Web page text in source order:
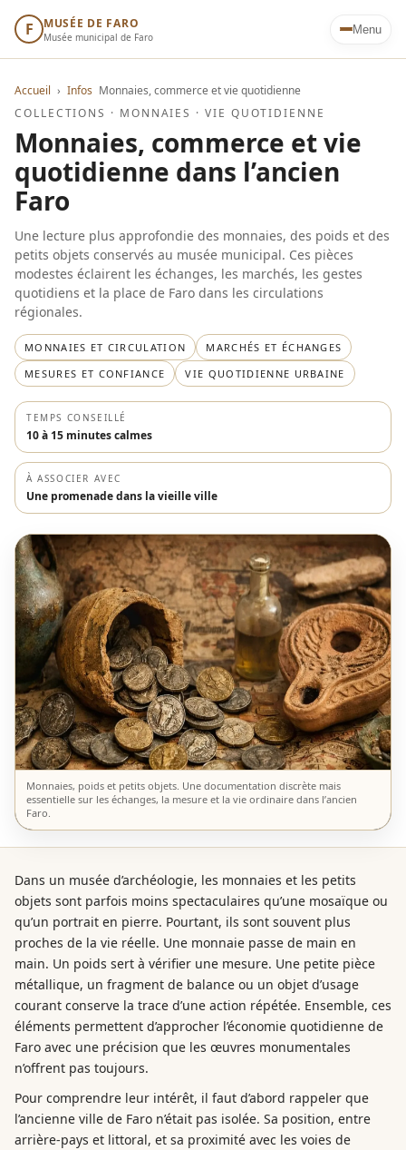
F MUSÉE DE FARO
Musée municipal de Faro
Menu
Accueil › Infos Monnaies, commerce et vie quotidienne
COLLECTIONS · MONNAIES · VIE QUOTIDIENNE
Monnaies, commerce et vie
quotidienne dans l’ancien
Faro
Une lecture plus approfondie des monnaies, des poids et des
petits objets conservés au musée municipal. Ces pièces
modestes éclairent les échanges, les marchés, les gestes
quotidiens et la place de Faro dans les circulations
régionales.
MONNAIES ET CIRCULATION
MARCHÉS ET ÉCHANGES
MESURES ET CONFIANCE
VIE QUOTIDIENNE URBAINE
TEMPS CONSEILLÉ
10 à 15 minutes calmes
À ASSOCIER AVEC
Une promenade dans la vieille ville
Monnaies, poids et petits objets. Une documentation discrète mais
essentielle sur les échanges, la mesure et la vie ordinaire dans l’ancien
Faro.
Dans un musée d’archéologie, les monnaies et les petits
objets sont parfois moins spectaculaires qu’une mosaïque ou
qu’un portrait en pierre. Pourtant, ils sont souvent plus
proches de la vie réelle. Une monnaie passe de main en
main. Un poids sert à vérifier une mesure. Une petite pièce
métallique, un fragment de balance ou un objet d’usage
courant conserve la trace d’une action répétée. Ensemble, ces
éléments permettent d’approcher l’économie quotidienne de
Faro avec une précision que les œuvres monumentales
n’offrent pas toujours.
Pour comprendre leur intérêt, il faut d’abord rappeler que
l’ancienne ville de Faro n’était pas isolée. Sa position, entre
arrière-pays et littoral, et sa proximité avec les voies de